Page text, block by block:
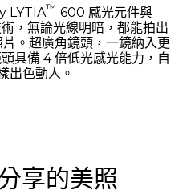
LYTIA™ 600 感光元件與
，無論光線明暗，都能拍出
。超廣角鏡頭，一鏡納入更
具備 4 倍低光感光能力，自
出色動人。
享的美照